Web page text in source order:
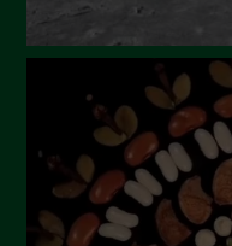
Ottobre 2023
Settembre 2023
Agosto 2023
Luglio 2023